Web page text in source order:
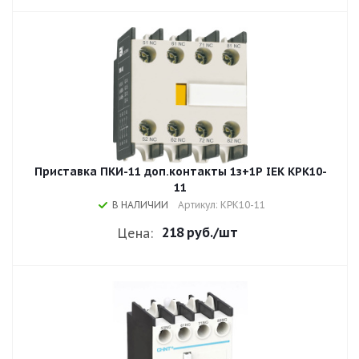
Приставка ПКИ-11 доп.контакты 1з+1P IEK KPK10-
11
В НАЛИЧИИ Артикул: KPK10-11
Цена: 218 руб./шт